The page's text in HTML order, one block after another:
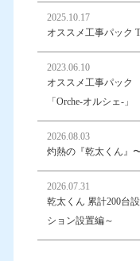
2025.10.17
オススメ工事パック
2023.06.10
オススメ工事パック
「Orche-オルシェ-」
2026.08.03
灼熱の『乾太くん』
2026.07.31
乾太くん 累計200台
ション設置編～